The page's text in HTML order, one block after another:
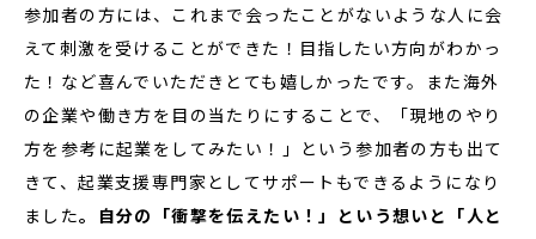
参加者の方には、これまで会ったことがないような人に会
えて刺激を受けることができた！目指したい方向がわかっ
た！など喜んでいただきとても嬉しかったです。また海外
の企業や働き方を目の当たりにすることで、「現地のやり
方を参考に起業をしてみたい！」という参加者の方も出て
きて、起業支援専門家としてサポートもできるようになり
ました。自分の「衝撃を伝えたい！」という想いと「人と